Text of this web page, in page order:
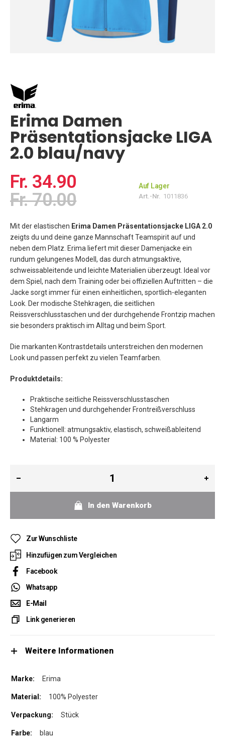
Bildgalerie
springen
Erima Damen
Präsentationsjacke LIGA
2.0 blau/navy
Fr. 34.90
Fr. 70.00
Auf Lager
Art.-Nr. 1011836
Mit der elastischen Erima Damen Präsentationsjacke LIGA 2.0
zeigts du und deine ganze Mannschaft Teamspirit auf und
neben dem Platz. Erima liefert mit dieser Damenjacke ein
rundum gelungenes Modell, das durch atmungsaktive,
schweissableitende und leichte Materialien überzeugt. Ideal vor
dem Spiel, nach dem Training oder bei offiziellen Auftritten – die
Jacke sorgt immer für einen einheitlichen, sportlich-eleganten
Look. Der modische Stehkragen, die seitlichen
Reissverschlusstaschen und der durchgehende Frontzip machen
sie besonders praktisch im Alltag und beim Sport.
Die markanten Kontrastdetails unterstreichen den modernen
Look und passen perfekt zu vielen Teamfarben.
Produktdetails:
Praktische seitliche Reissverschlusstaschen
Stehkragen und durchgehender Frontreißverschluss
Langarm
Funktionell: atmungsaktiv, elastisch, schweißableitend
Material: 100 % Polyester
In den Warenkorb
Zur Wunschliste
Hinzufügen zum Vergleichen
Facebook
Whatsapp
E-Mail
Link generieren
Weitere Informationen
Erima
100% Polyester
Stück
blau